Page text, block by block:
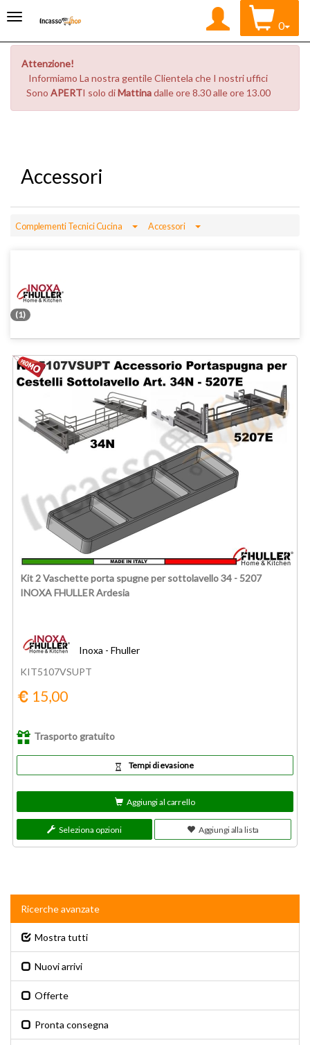
0
Attenzione!
Informiamo La nostra gentile Clientela che I nostri uffici
Sono APERTI solo diMattinadalle ore 8.30 alle ore 13.00
Accessori
Complementi Tecnici Cucina Toggle Dropdown
Accessori Toggle Dropdown
(1)
Kit 2 Vaschette porta spugne per sottolavello 34 - 5207
INOXA FHULLER Ardesia
Inoxa - Fhuller
KIT5107VSUPT
15,00
Trasporto gratuito
Tempi di evasione
Aggiungi al carrello
Seleziona opzioni Aggiungi alla lista
Ricerche avanzate
Mostra tutti
Nuovi arrivi
Offerte
Pronta consegna